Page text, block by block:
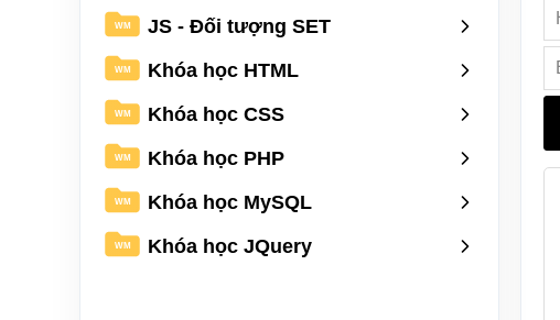
WM JS - Đối tượng SET
WM Khóa học HTML
WM Khóa học CSS
WM Khóa học PHP
WM Khóa học MySQL
WM Khóa học JQuery